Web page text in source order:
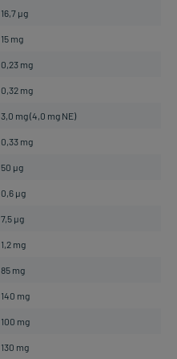
16,7 µg
15 mg
0,23 mg
0,32 mg
3,0 mg (4,0 mg NE)
0,33 mg
50 µg
0,6 µg
7,5 µg
1,2 mg
85 mg
140 mg
100 mg
130 mg